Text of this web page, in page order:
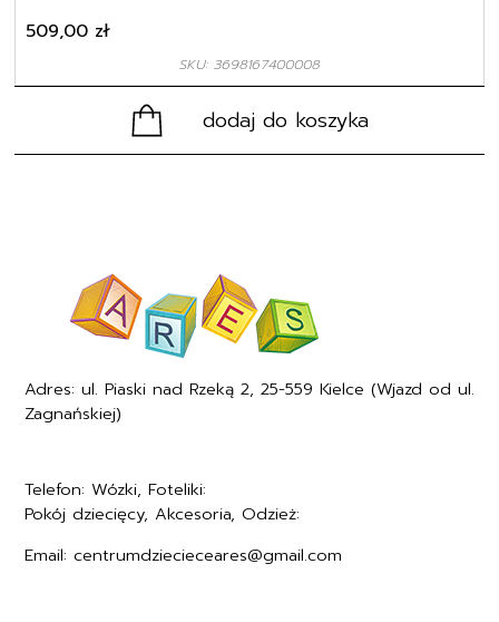
SKU: 3698167400008
509,00 zł
dodaj do koszyka
Adres: ul. Piaski nad Rzeką 2, 25-559 Kielce (Wjazd od ul.
Zagnańskiej)
Telefon: Wózki, Foteliki:
Pokój dziecięcy, Akcesoria, Odzież:
Email: centrumdziecieceares@gmail.com